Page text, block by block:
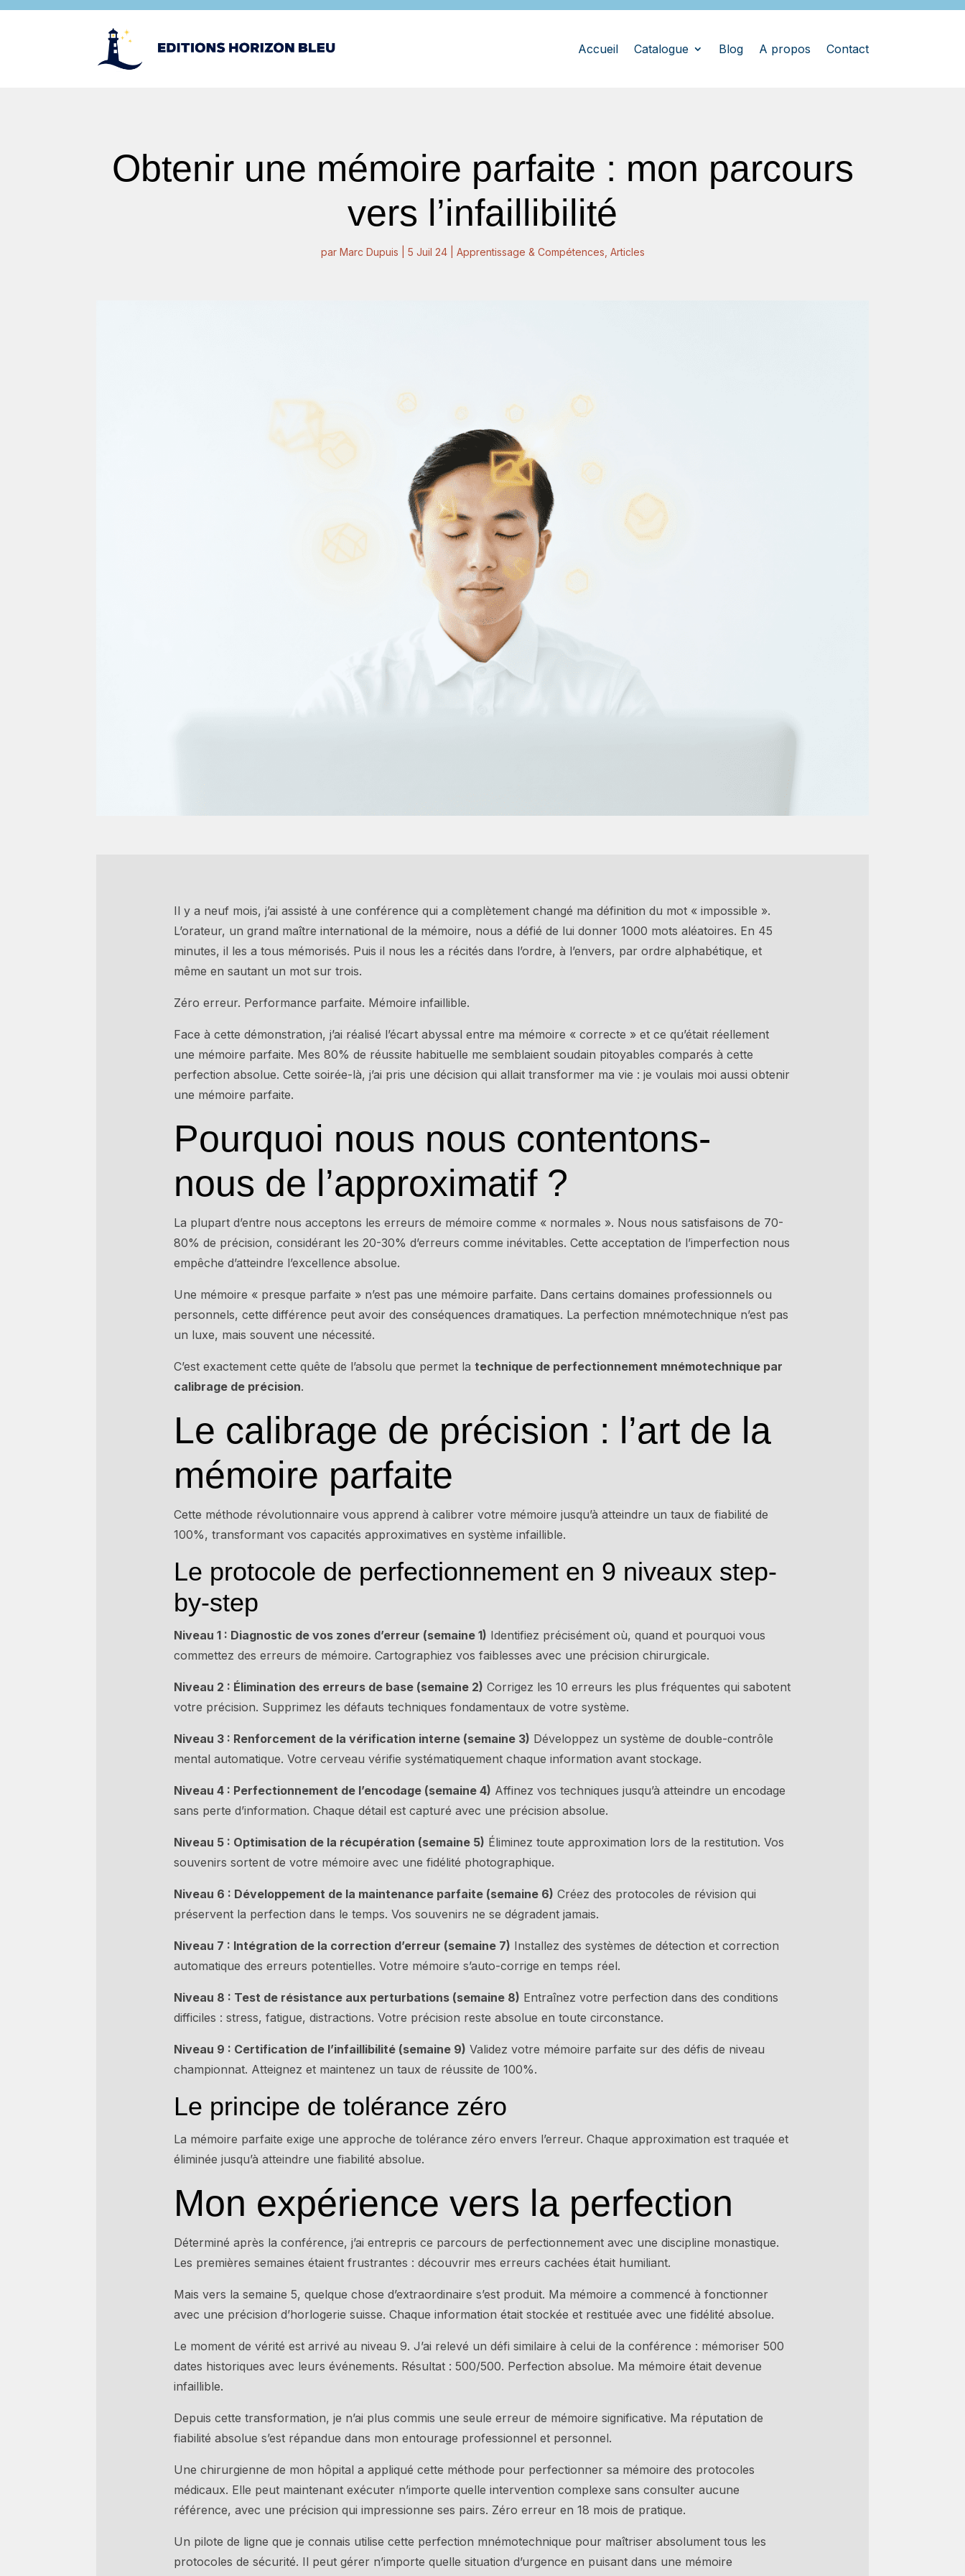
Accueil Catalogue Blog A propos Contact
Obtenir une mémoire parfaite : mon parcours
vers l’infaillibilité
par Marc Dupuis 5 Juil 24| Apprentissage & Compétences Articles
Il y a neuf mois, j’ai assisté à une conférence qui a complètement changé ma définition du mot « impossible ».
L’orateur, un grand maître international de la mémoire, nous a défié de lui donner 1000 mots aléatoires. En 45
minutes, il les a tous mémorisés. Puis il nous les a récités dans l’ordre, à l’envers, par ordre alphabétique, et
même en sautant un mot sur trois.
Zéro erreur. Performance parfaite. Mémoire infaillible.
Face à cette démonstration, j’ai réalisé l’écart abyssal entre ma mémoire « correcte » et ce qu’était réellement
une mémoire parfaite. Mes 80% de réussite habituelle me semblaient soudain pitoyables comparés à cette
perfection absolue. Cette soirée-là, j’ai pris une décision qui allait transformer ma vie : je voulais moi aussi obtenir
une mémoire parfaite.
Pourquoi nous nous contentons-
nous de l’approximatif ?
La plupart d’entre nous acceptons les erreurs de mémoire comme « normales ». Nous nous satisfaisons de 70-
80% de précision, considérant les 20-30% d’erreurs comme inévitables. Cette acceptation de l’imperfection nous
empêche d’atteindre l’excellence absolue.
Une mémoire « presque parfaite » n’est pas une mémoire parfaite. Dans certains domaines professionnels ou
personnels, cette différence peut avoir des conséquences dramatiques. La perfection mnémotechnique n’est pas
un luxe, mais souvent une nécessité.
C’est exactement cette quête de l’absolu que permet la technique de perfectionnement mnémotechnique par
calibrage de précision.
Le calibrage de précision : l’art de la
mémoire parfaite
Cette méthode révolutionnaire vous apprend à calibrer votre mémoire jusqu’à atteindre un taux de fiabilité de
100%, transformant vos capacités approximatives en système infaillible.
Le protocole de perfectionnement en 9 niveaux step-
by-step
Niveau 1 : Diagnostic de vos zones d’erreur (semaine 1) Identifiez précisément où, quand et pourquoi vous
commettez des erreurs de mémoire. Cartographiez vos faiblesses avec une précision chirurgicale.
Niveau 2 : Élimination des erreurs de base (semaine 2) Corrigez les 10 erreurs les plus fréquentes qui sabotent
votre précision. Supprimez les défauts techniques fondamentaux de votre système.
Niveau 3 : Renforcement de la vérification interne (semaine 3) Développez un système de double-contrôle
mental automatique. Votre cerveau vérifie systématiquement chaque information avant stockage.
Niveau 4 : Perfectionnement de l’encodage (semaine 4) Affinez vos techniques jusqu’à atteindre un encodage
sans perte d’information. Chaque détail est capturé avec une précision absolue.
Niveau 5 : Optimisation de la récupération (semaine 5) Éliminez toute approximation lors de la restitution. Vos
souvenirs sortent de votre mémoire avec une fidélité photographique.
Niveau 6 : Développement de la maintenance parfaite (semaine 6) Créez des protocoles de révision qui
préservent la perfection dans le temps. Vos souvenirs ne se dégradent jamais.
Niveau 7 : Intégration de la correction d’erreur (semaine 7) Installez des systèmes de détection et correction
automatique des erreurs potentielles. Votre mémoire s’auto-corrige en temps réel.
Niveau 8 : Test de résistance aux perturbations (semaine 8) Entraînez votre perfection dans des conditions
difficiles : stress, fatigue, distractions. Votre précision reste absolue en toute circonstance.
Niveau 9 : Certification de l’infaillibilité (semaine 9) Validez votre mémoire parfaite sur des défis de niveau
championnat. Atteignez et maintenez un taux de réussite de 100%.
Le principe de tolérance zéro
La mémoire parfaite exige une approche de tolérance zéro envers l’erreur. Chaque approximation est traquée et
éliminée jusqu’à atteindre une fiabilité absolue.
Mon expérience vers la perfection
Déterminé après la conférence, j’ai entrepris ce parcours de perfectionnement avec une discipline monastique.
Les premières semaines étaient frustrantes : découvrir mes erreurs cachées était humiliant.
Mais vers la semaine 5, quelque chose d’extraordinaire s’est produit. Ma mémoire a commencé à fonctionner
avec une précision d’horlogerie suisse. Chaque information était stockée et restituée avec une fidélité absolue.
Le moment de vérité est arrivé au niveau 9. J’ai relevé un défi similaire à celui de la conférence : mémoriser 500
dates historiques avec leurs événements. Résultat : 500/500. Perfection absolue. Ma mémoire était devenue
infaillible.
Depuis cette transformation, je n’ai plus commis une seule erreur de mémoire significative. Ma réputation de
fiabilité absolue s’est répandue dans mon entourage professionnel et personnel.
Une chirurgienne de mon hôpital a appliqué cette méthode pour perfectionner sa mémoire des protocoles
médicaux. Elle peut maintenant exécuter n’importe quelle intervention complexe sans consulter aucune
référence, avec une précision qui impressionne ses pairs. Zéro erreur en 18 mois de pratique.
Un pilote de ligne que je connais utilise cette perfection mnémotechnique pour maîtriser absolument tous les
protocoles de sécurité. Il peut gérer n’importe quelle situation d’urgence en puisant dans une mémoire